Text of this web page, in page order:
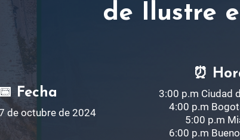
de Ilustre
Fecha
de octubre de 2024
⏰
3:00 p.m Ciudad
4:00 p.m
5:00 p.m
6:00 p.m